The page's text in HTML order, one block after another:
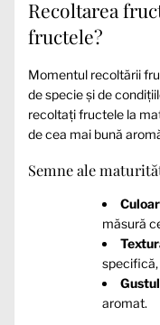
Recoltarea
fructele?
Momentul recoltării
de specie și de
recoltați fructele la
de cea mai bună
Semne ale
măsură
specifică,
aromat.